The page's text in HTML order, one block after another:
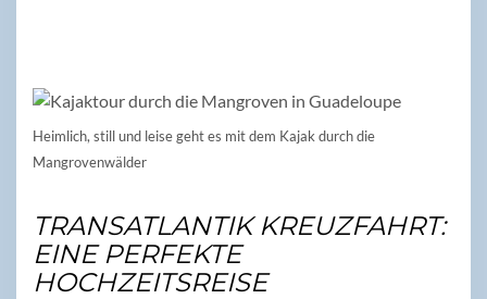
Heimlich, still und leise geht es mit dem Kajak durch die
Mangrovenwälder
TRANSATLANTIK KREUZFAHRT:
EINE PERFEKTE
HOCHZEITSREISE